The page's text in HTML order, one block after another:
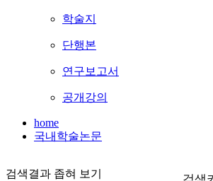
학술지
단행본
연구보고서
공개강의
home
국내학술논문
검색결과 좁혀 보기